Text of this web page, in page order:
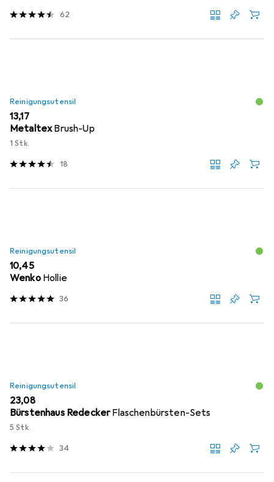
62
Reinigungsutensil
EUR
13,17
MetaltexBrush-Up
1 Stk.
18
Reinigungsutensil
EUR
10,45
Wenko Hollie
36
Reinigungsutensil
EUR
23,08
Bürstenhaus RedeckerFlaschenbürsten-Sets
5 Stk.
34